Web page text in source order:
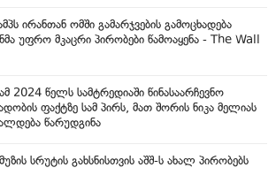
ირანთან ომში გამარჯვების გამოცხადება
უფრო მკაცრი პირობები წამოაყენა - The Wall
2024 წელს სამტრედიაში წინასაარჩევნო
ფაქტზე სამ პირს, მათ შორის ნიკა მელიას
წარუდგინა
სრუტის გახსნისთვის აშშ-ს ახალ პირობებს